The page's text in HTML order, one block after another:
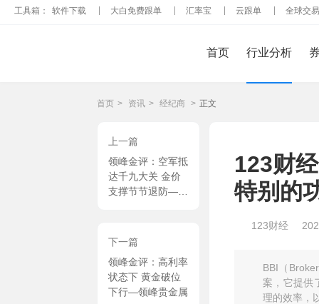
工具箱： 软件下载 大白免费跟单 汇率宝 云跟单 全球
首页 行业分析
首页 > 资讯 > 经纪商 > 正文
上一篇
领峰金评：空军抵
达千九大关 金价
支撑节节退防—领
下一篇
领峰金评：高利率
状态下 黄金破位
下行—领峰贵金属
123财
特别的
123财经
BBI（
案，它提供
理的效率，